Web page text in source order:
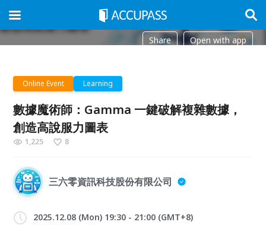
Share Open with app
Online Event Learning
數據魔術師：Gamma 一鍵破解複雜數據，
創造高說服力圖表
1,225 8
三六零資訊科技股份有限公司
2025.12.08 (Mon) 19:30 - 21:00 (GMT+8)